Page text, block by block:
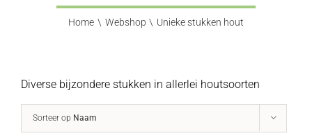
Home Webshop Unieke stukken hout
Diverse bijzondere stukken in allerlei houtsoorten
Sorteer op Naam